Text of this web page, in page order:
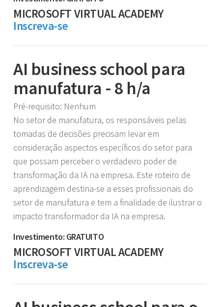
MICROSOFT VIRTUAL ACADEMY
Inscreva-se
AI business school para
manufatura - 8 h/a
Pré-requisito: Nenhum
No setor de manufatura, os responsáveis pelas
tomadas de decisões precisam levar em
consideração aspectos específicos do setor para
que possam perceber o verdadeiro poder de
transformação da IA na empresa. Este roteiro de
aprendizagem destina-se a esses profissionais do
setor de manufatura e tem a finalidade de ilustrar o
impacto transformador da IA na empresa.
Investimento: GRATUITO
MICROSOFT VIRTUAL ACADEMY
Inscreva-se